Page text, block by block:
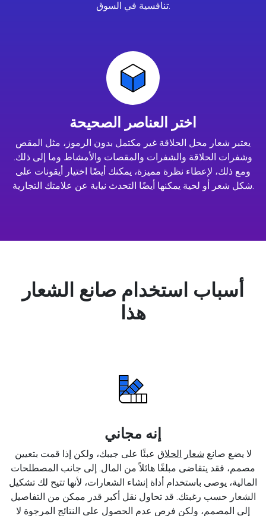
تنافسية في السوق.
اختر العناصر الصحيحة
يعتبر شعار محل الحلاقة غير مكتمل بدون الرموز، مثل المقص
وشفرات الحلاقة والشفرات والمقصات والأمشاط وما إلى ذلك.
ومع ذلك، لإعطاء نظرة مميزة، يمكنك أيضًا اختيار أيقونات على
شكل شعر أو لحية يمكنها أيضًا التحدث نيابة عن علامتك التجارية.
أسباب استخدام صانع الشعار
هذا
إنه مجاني
لا يضع صانع شعار الحلاق عبئًا على جيبك، ولكن إذا قمت بتعيين
مصمم، فقد يتقاضى مبلغًا هائلاً من المال. إلى جانب المصطلحات
المالية، يوصى باستخدام أداة إنشاء الشعارات، لأنها تتيح لك تشكيل
الشعار حسب رغبتك. قد تحاول نقل أكبر قدر ممكن من التفاصيل
إلى المصمم، ولكن فرص عدم الحصول على النتائج المرجوة لا